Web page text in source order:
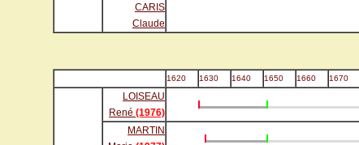
CARIS
Claude
1620 1630 1640 1650 1660 1670
LOISEAU
René (1976)
MARTIN